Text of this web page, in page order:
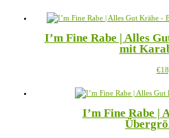
I’m Fine Rabe | Alles
mit
€
I’m Fine Rabe |